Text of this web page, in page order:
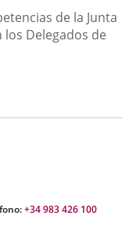
de la Junta
los Delegados de
+34 983 426 100